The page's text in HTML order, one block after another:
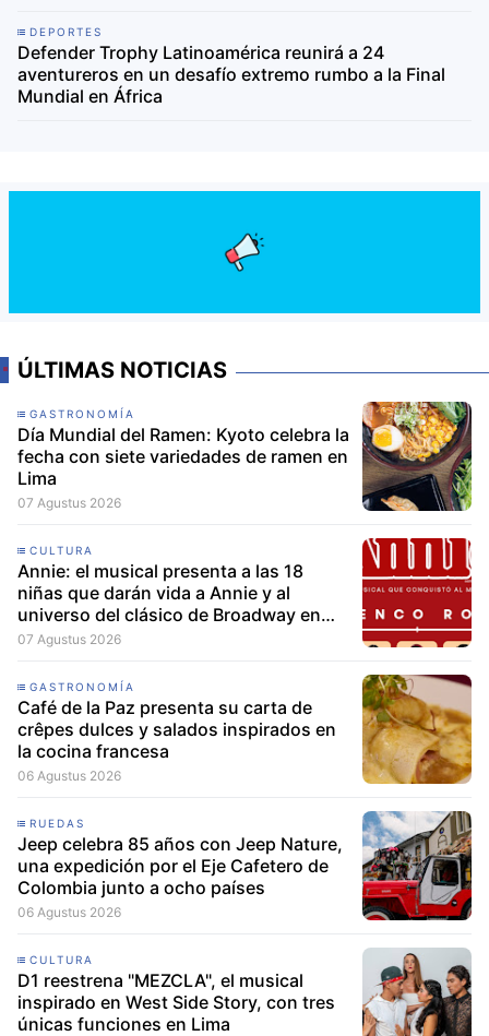
DEPORTES
Defender Trophy Latinoamérica reunirá a 24
aventureros en un desafío extremo rumbo a la Final
Mundial en África
ÚLTIMAS NOTICIAS
GASTRONOMÍA
Día Mundial del Ramen: Kyoto celebra la
fecha con siete variedades de ramen en
Lima
07 Agustus 2026
CULTURA
Annie: el musical presenta a las 18
niñas que darán vida a Annie y al
universo del clásico de Broadway en
Lima
07 Agustus 2026
GASTRONOMÍA
Café de la Paz presenta su carta de
crêpes dulces y salados inspirados en
la cocina francesa
06 Agustus 2026
RUEDAS
Jeep celebra 85 años con Jeep Nature,
una expedición por el Eje Cafetero de
Colombia junto a ocho países
06 Agustus 2026
CULTURA
D1 reestrena "MEZCLA", el musical
inspirado en West Side Story, con tres
únicas funciones en Lima